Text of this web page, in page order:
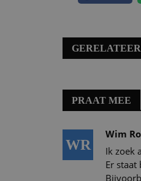
PRAAT MEE
WR
Wim
Ik zoek
Er